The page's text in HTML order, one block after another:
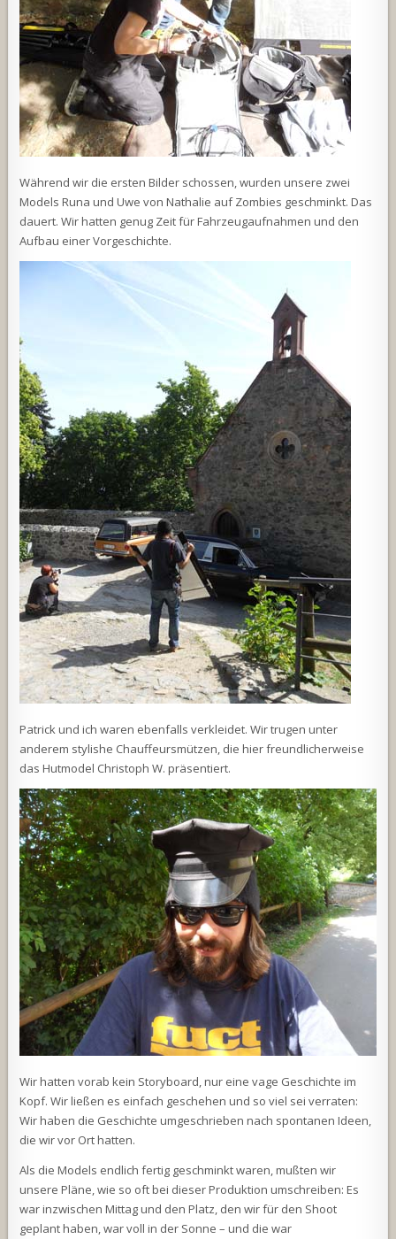
Während wir die ersten Bilder schossen, wurden unsere zwei
Models Runa und Uwe von Nathalie auf Zombies geschminkt. Das
dauert. Wir hatten genug Zeit für Fahrzeugaufnahmen und den
Aufbau einer Vorgeschichte.
Patrick und ich waren ebenfalls verkleidet. Wir trugen unter
anderem stylishe Chauffeursmützen, die hier freundlicherweise
das Hutmodel Christoph W. präsentiert.
Wir hatten vorab kein Storyboard, nur eine vage Geschichte im
Kopf. Wir ließen es einfach geschehen und so viel sei verraten:
Wir haben die Geschichte umgeschrieben nach spontanen Ideen,
die wir vor Ort hatten.
Als die Models endlich fertig geschminkt waren, mußten wir
unsere Pläne, wie so oft bei dieser Produktion umschreiben: Es
war inzwischen Mittag und den Platz, den wir für den Shoot
geplant haben, war voll in der Sonne – und die war